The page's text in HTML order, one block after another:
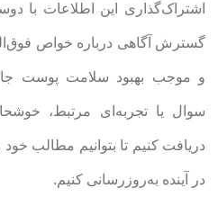
اشتراک‌گذاری این اطلاعات با
گسترش آگاهی درباره خواص
و موجب بهبود سلامت پوست
سوال یا تجربه‌ای مرتبط،
دریافت کنیم تا بتوانیم مطالب خود
در آینده به‌روزرسانی کنیم.